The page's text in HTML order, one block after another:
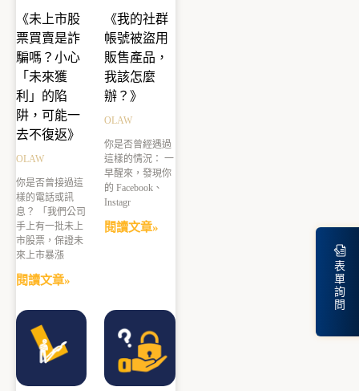
表
單
詢
問
《未上市股
票買賣是詐
騙嗎？小心
「未來獲
利」的陷
阱，可能一
去不復返》
OLAW
你是否曾接過這
樣的電話或訊
息？ 「我們公司
手上有一批未上
市股票，保證未
來上市暴漲
閱讀文章»
《我的社群
帳號被盜用
販售產品，
我該怎麼
辦？》
OLAW
你是否曾經遇過
這樣的情況： 一
早醒來，發現你
的 Facebook、
Instagr
閱讀文章»